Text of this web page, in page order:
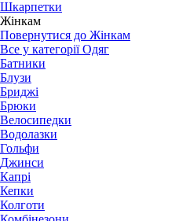
Шкарпетки
Жінкам
Повернутися до Жінкам
Все у категорії Одяг
Батники
Блузи
Бриджі
Брюки
Велосипедки
Водолазки
Гольфи
Джинси
Капрі
Кепки
Колготи